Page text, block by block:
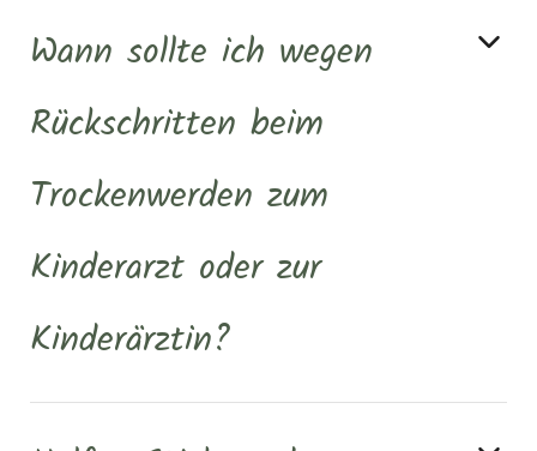
Wann sollte ich wegen
Rückschritten beim
Trockenwerden zum
Kinderarzt oder zur
Kinderärztin?